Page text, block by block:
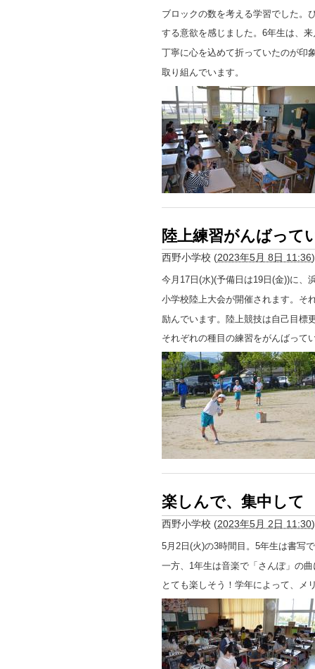
ブロックの数を考える学習でした。
する意欲を感じました。6年生は、
丁寧に心を込めて折っていたのが印
取り組んでいます。
陸上練習がんばって
西野小学校 (2023年5月 8日 11:36)
今月17日(水)(予備日は19日(金))に、
小学校陸上大会が開催されます。そ
励んでいます。陸上競技は自己目標
それぞれの種目の練習をがんばって
楽しんで、集中して
西野小学校 (2023年5月 2日 11:30)
5月2日(火)の3時間目。5年生は書写
一方、1年生は音楽で「さんぽ」の
とても楽しそう！学年によって、メ